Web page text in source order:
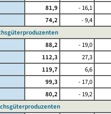
81,9 - 16,1
74,2 - 9,4
88,2 - 19,0
112,3 27,3
119,7 6,6
99,3 - 17,0
80,2 - 19,2